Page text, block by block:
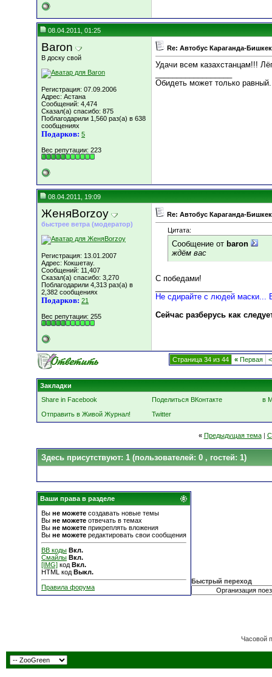
08.04.2011, 01:25
Baron
В доску свой
Регистрация: 07.09.2006
Адрес: Астана
Сообщений: 4,474
Сказал(а) спасибо: 875
Поблагодарили 1,560 раз(а) в 638
сообщениях
Подарков: 5
Вес репутации: 223
Re: Автобус Караганда-
Удачи всем казахстанцам!!!
Обидеть может только равный.
08.04.2011, 19:09
ЖеняBorzoy
быстрее ветра (модератор)
Регистрация: 13.01.2007
Адрес: Кокшетау.
Сообщений: 11,407
Сказал(а) спасибо: 3,270
Поблагодарили 4,313 раз(а) в
2,382 сообщениях
Подарков: 21
Вес репутации: 255
Re: Автобус Караганда-
Цитата:
Сообщение от baron
ждём вас
С победами!
Не сдирайте с людей маски...
Сейчас разберусь как
Страница 34 из 44 « Первая <
Закладки
Share in Facebook
Поделиться ВКонтакте
в
Отправить в Живой Журнал!
Twitter
« Предыдущая тема|
Здесь присутствуют: 1 (пользователей: 0 , гостей: 1)
Ваши права в разделе
Вы не можете создавать новые темы
Вы не можете отвечать в темах
Вы не можете прикреплять вложения
Вы не можете редактировать свои сообщения
BB коды Вкл.
Смайлы Вкл.
[IMG] код Вкл.
HTML код Выкл.
Правила форума
Быстрый переход
Часовой